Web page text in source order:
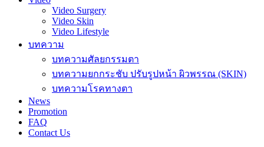
Video Surgery
Video Skin
Video Lifestyle
บทความ
บทความศัลยกรรมตา
บทความยกกระชับ ปรับรูปหน้า ผิวพรรณ (SKIN)
บทความโรคทางตา
News
Promotion
FAQ
Contact Us